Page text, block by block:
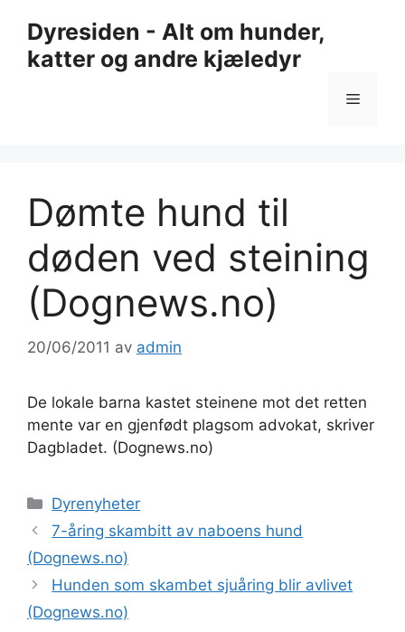
innhold
Dyresiden - Alt om hunder,
katter og andre kjæledyr
Meny
Dømte hund til
døden ved steining
(Dognews.no)
20/06/2011 av admin
De lokale barna kastet steinene mot det retten
mente var en gjenfødt plagsom advokat, skriver
Dagbladet. (Dognews.no)
Kategorier
Dyrenyheter
7-åring skambitt av naboens hund
(Dognews.no)
Hunden som skambet sjuåring blir avlivet
(Dognews.no)